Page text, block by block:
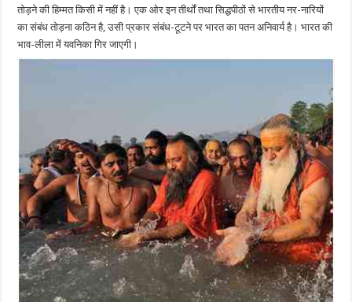
तोड़ने की हिम्मत किसी में नहीं है। एक ओर इन तीर्थों तथा सिद्धपीठों से भारतीय नर-नारियों
का संबंध तोड़ना कठिन है, उसी प्रकार संबंध-टूटने पर भारत का पतन अनिवार्य है। भारत की
भाव-लीला में यवनिका गिर जाएगी।